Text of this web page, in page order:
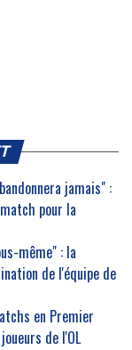
jamais" :
pour la
même" : la
de l'équipe de
en Premier
de l'OL